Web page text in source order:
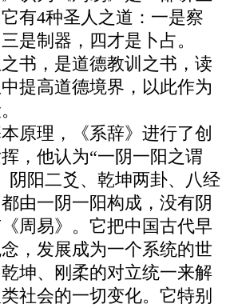
有4种圣人之道：一是察
是制器，四才是卜占。
之书，是道德教训之书，读
中提高道德境界，以此作为
原理，《系辞》进行了创
，他认为“一阴一阳之谓
阴阳二爻、乾坤两卦、八经
由一阴一阳构成，没有阴
周易》。它把中国古代早
，发展成为一个系统的世
坤、刚柔的对立统一来解
社会的一切变化。它特别